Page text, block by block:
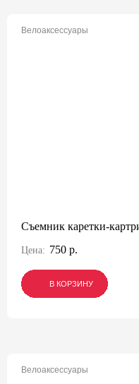
Велоаксессуары
Съемник каретки-
Цена: 750 р.
В КОРЗИНУ
В КОРЗИНУ
В КОРЗИНУ
Велоаксессуары